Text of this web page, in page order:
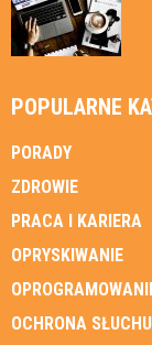
POPULARNE
PORADY
ZDROWIE
PRACA I KARIERA
OPRYSKIWANIE
OCHRONA SŁUCHU